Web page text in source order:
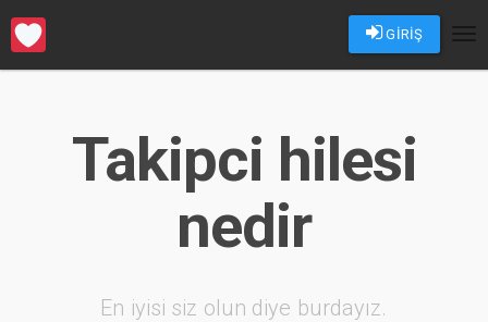
GİRİŞ
Takipci hilesi
nedir
En iyisi siz olun diye burdayız.